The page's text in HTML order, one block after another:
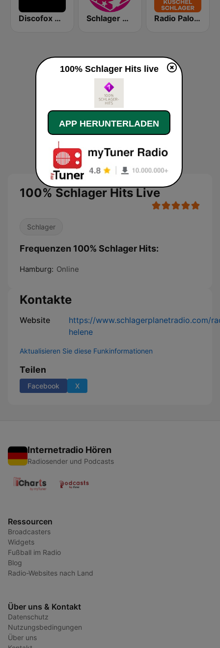
Discofox Antenne Schlager Deluxe Radio Paloma Kuschelschlager
100% Schlager Hits Live
Schlager
Frequenzen 100% Schlager Hits:
Hamburg: Online
Kontakte
Website
https://www.schlagerplanetradio.com/
helene
Aktualisieren Sie diese Funkinformationen
Teilen
Facebook X
Internetradio Hören
Radiosender und Podcasts
Ressourcen
Broadcasters
Widgets
Fußball im Radio
Blog
Radio-Websites nach Land
Über uns & Kontakt
Datenschutz
Nutzungsbedingungen
Über uns
100% Schlager Hits live
APP HERUNTERLADEN